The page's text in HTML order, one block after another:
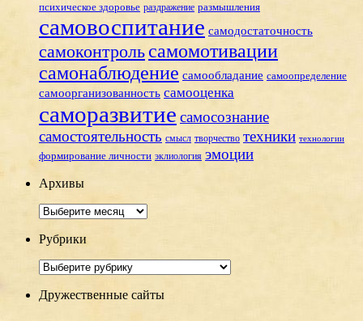
психическое здоровье раздражение размышления
самовоспитание самодостаточность
самоконтроль самомотивации
самонаблюдение самообладание самоопределение
самоорганизованность самооценка
саморазвитие самосознание
самостоятельность смысл творчество техники технологии
формирование личности эклиология эмоции
Архивы
Архивы
Рубрики
Рубрики
Дружественные сайты